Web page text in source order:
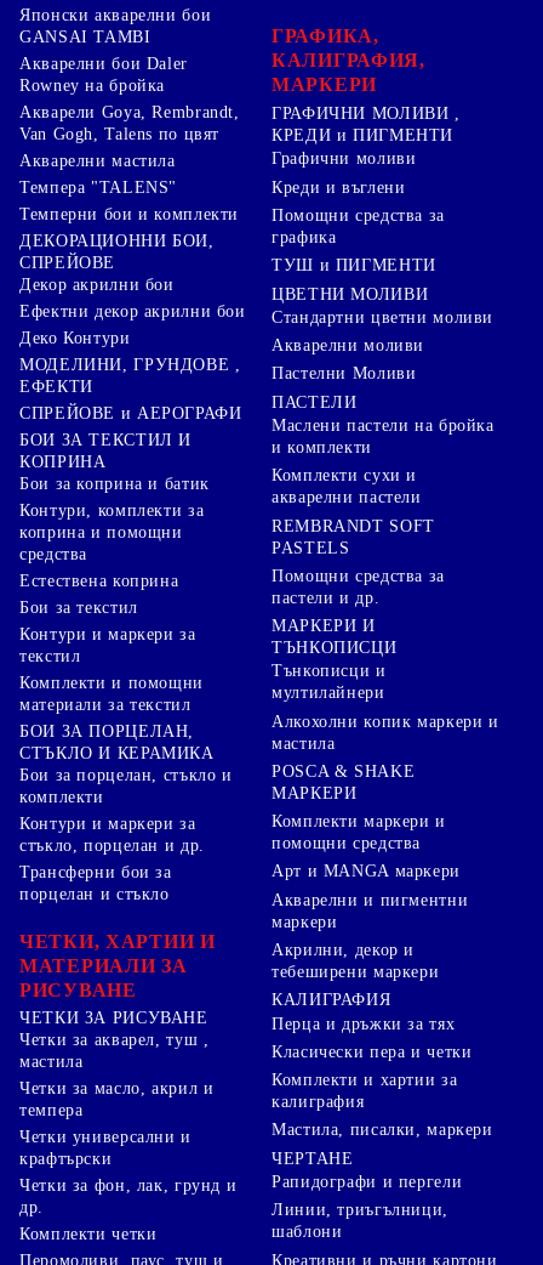
Японски акварелни бои
GANSAI TAMBI
Акварелни бои Daler
Rowney на бройка
Акварели Goya, Rembrandt,
Van Gogh, Talens по цвят
Акварелни мастила
Темпера "TALENS"
Темперни бои и комплекти
ДЕКОРАЦИОННИ БОИ,
СПРЕЙОВЕ
Декор акрилни бои
Ефектни декор акрилни бои
Деко Контури
МОДЕЛИНИ, ГРУНДОВЕ ,
ЕФЕКТИ
СПРЕЙОВЕ и АЕРОГРАФИ
БОИ ЗА ТЕКСТИЛ И
КОПРИНА
Бои за коприна и батик
Контури, комплекти за
коприна и помощни
средства
Естествена коприна
Бои за текстил
Контури и маркери за
текстил
Комплекти и помощни
материали за текстил
БОИ ЗА ПОРЦЕЛАН,
СТЪКЛО И КЕРАМИКА
Бои за порцелан, стъкло и
комплекти
Контури и маркери за
стъкло, порцелан и др.
Трансферни бои за
порцелан и стъкло
ЧЕТКИ, ХАРТИИ И
МАТЕРИАЛИ ЗА
РИСУВАНЕ
ЧЕТКИ ЗА РИСУВАНЕ
Четки за акварел, туш ,
мастила
Четки за масло, акрил и
темпера
Четки универсални и
крафтърски
Четки за фон, лак, грунд и
др.
Комплекти четки
ГРАФИКА,
КАЛИГРАФИЯ,
МАРКЕРИ
ГРАФИЧНИ МОЛИВИ ,
КРЕДИ и ПИГМЕНТИ
Графични моливи
Креди и въглени
Помощни средства за
графика
ТУШ и ПИГМЕНТИ
ЦВЕТНИ МОЛИВИ
Стандартни цветни моливи
Акварелни моливи
Пастелни Моливи
ПАСТЕЛИ
Маслени пастели на бройка
и комплекти
Комплекти сухи и
акварелни пастели
REMBRANDT SOFT
PASTELS
Помощни средства за
пастели и др.
МАРКЕРИ И
ТЪНКОПИСЦИ
Тънкописци и
мултилайнери
Алкохолни копик маркери и
мастила
POSCA & SHAKE
МАРКЕРИ
Комплекти маркери и
помощни средства
Арт и MANGA маркери
Акварелни и пигментни
маркери
Акрилни, декор и
тебеширени маркери
КАЛИГРАФИЯ
Перца и дръжки за тях
Класически пера и четки
Комплекти и хартии за
калиграфия
Мастила, писалки, маркери
ЧЕРТАНЕ
Рапидографи и пергели
Линии, триъгълници,
шаблони
Перомоливи, паус, туш и
Креативни и ръчни картони